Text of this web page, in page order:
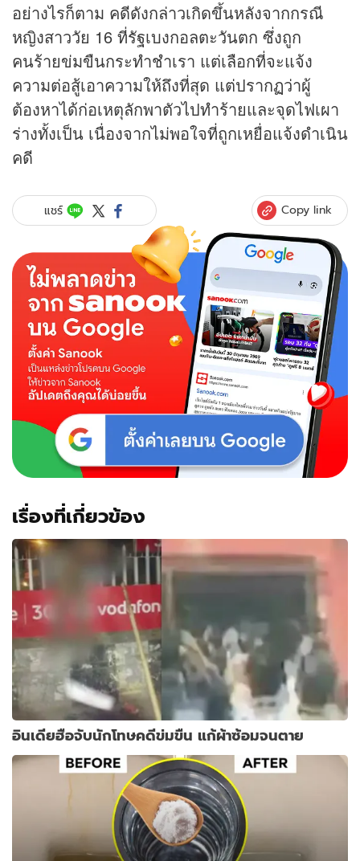
อย่างไรก็ตาม คดีดังกล่าวเกิดขึ้นหลังจากกรณี
หญิงสาววัย 16 ที่รัฐเบงกอลตะวันตก ซึ่งถูก
คนร้ายข่มขืนกระทำชำเรา แต่เลือกที่จะแจ้ง
ความต่อสู้เอาความให้ถึงที่สุด แต่ปรากฏว่าผู้
ต้องหาได้ก่อเหตุลักพาตัวไปทำร้ายและจุดไฟเผา
ร่างทั้งเป็น เนื่องจากไม่พอใจที่ถูกเหยื่อแจ้งดำเนิน
คดี
แชร์ Copy link
เรื่องที่เกี่ยวข้อง
อินเดียฮือจับนักโทษคดีข่มขืน แก้ผ้าซ้อมจนตาย